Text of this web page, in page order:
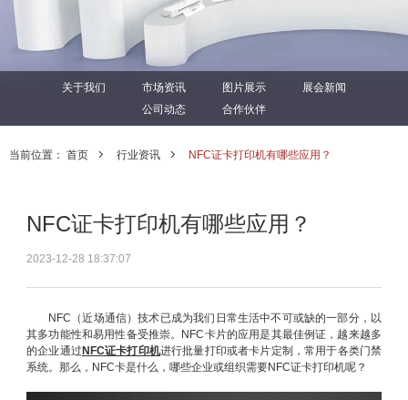
关于我们 市场资讯 图片展示
展会新闻
公司动态
合作伙伴
当前位置： 首页 行业资讯 NFC证卡打印机有哪些应用？
NFC证卡打印机有哪些应用？
2023-12-28 18:37:07
NFC（近场通信）技术已成为我们日常生活中不可或缺的一部分，以
其多功能性和易用性备受推崇。NFC卡片的应用是其最佳例证，越来越多
的企业通过 NFC证卡打印机进行批量打印或者卡片定制，常用于各类门禁
系统。那么，NFC卡是什么，哪些企业或组织需要NFC证卡打印机呢？